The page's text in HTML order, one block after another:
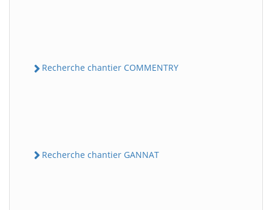
Recherche chantier COMMENTRY
Recherche chantier GANNAT